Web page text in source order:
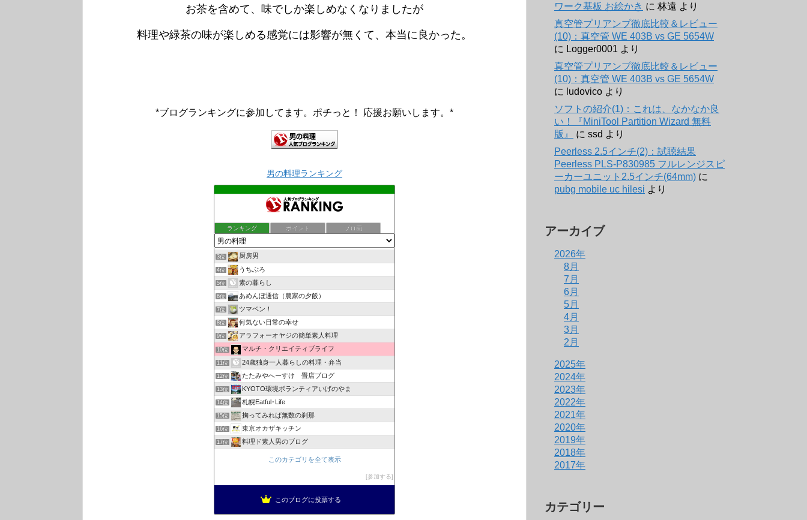
お茶を含めて、味でしか楽しめなくなりましたが
料理や緑茶の味が楽しめる感覚には影響が無くて、本当に良かった。
*ブログランキングに参加してます。ポチっと！ 応援お願いします。*
男の料理ランキング
ランキング ポイント ブロ画
3位 厨房男
4位 うちぶろ
5位 素の暮らし
6位 あめんぼ通信（農家の夕飯）
7位 ツマベン！
8位 何気ない日常の幸せ
9位 アラフォーオヤジの簡単素人料理
10位 マルチ・クリエイティブライフ
11位 24歳独身一人暮らしの料理・弁当
12位 たたみやへーすけ 畳店ブログ
13位 KYOTO環境ボランティアいげのやま
14位 札幌Eatful･Life
15位 掬ってみれば無数の刹那
16位 東京オカザキッチン
17位 料理ド素人男のブログ
このカテゴリを全て表示
参加する
このブログに投票する
ワーク基板 お絵かき に 林遠 より
真空管プリアンプ徹底比較＆レビュー
(10)：真空管 WE 403B vs GE 5654W
に Logger0001 より
真空管プリアンプ徹底比較＆レビュー
(10)：真空管 WE 403B vs GE 5654W
に
ludovico より
ソフトの紹介(1)：これは、なかなか良
い！『MiniTool Partition Wizard 無料
版』
に ssd より
Peerless 2.5インチ(2)：試聴結果
Peerless PLS-P830985 フルレンジスピ
ーカーユニット2.5インチ(64mm) に
pubg mobile uc hilesi より
アーカイブ
2026年
8月
7月
6月
5月
4月
3月
2月
2025年
2024年
2023年
2022年
2021年
2020年
2019年
2018年
2017年
カテゴリー